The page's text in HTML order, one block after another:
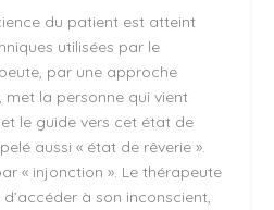
du patient est atteint
utilisées par le
par une approche
la personne qui vient
le guide vers cet état de
aussi « état de rêverie ».
« injonction ». Le thérapeute
à son inconscient,